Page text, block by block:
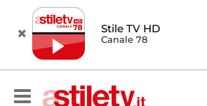
Stile TV HD
Canale 78